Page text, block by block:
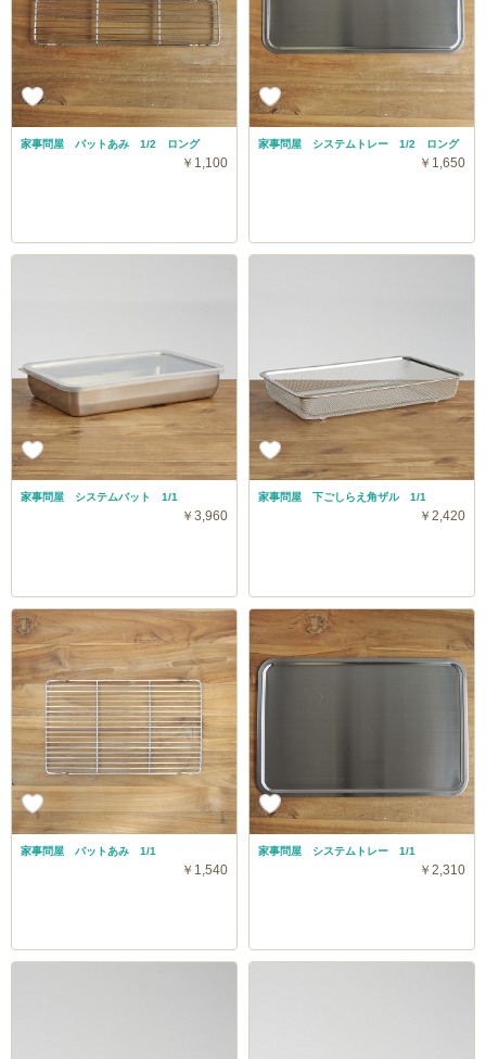
家事問屋 バットあみ 1/2 ロング
￥1,100
家事問屋 システムトレー 1/2 ロング
￥1,650
家事問屋 システムバット 1/1
￥3,960
家事問屋 下ごしらえ角ザル 1/1
￥2,420
家事問屋 バットあみ 1/1
￥1,540
家事問屋 システムトレー 1/1
￥2,310